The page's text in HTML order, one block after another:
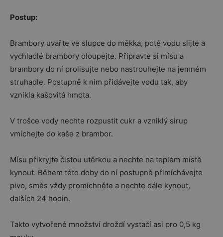
Postup:
Brambory uvařte ve slupce do měkka, poté vodu slijte a
vychladlé brambory oloupejte. Připravte si mísu a
brambory do ní prolisujte nebo nastrouhejte na jemném
struhadle. Postupně k nim přidávejte vodu tak, aby
vznikla kašovitá hmota.
V trošce vody nechte rozpustit cukr a vzniklý sirup
vmíchejte do kaše z brambor.
Mísu přikryjte čistou utěrkou a nechte na teplém místě
kynout. Během této doby do ní postupně přimíchávejte
pivo, směs vždy promíchněte a nechte dále kynout,
dalších 24 hodin.
Takto vytvořené množství droždí vystačí asi pro 0,5 kg